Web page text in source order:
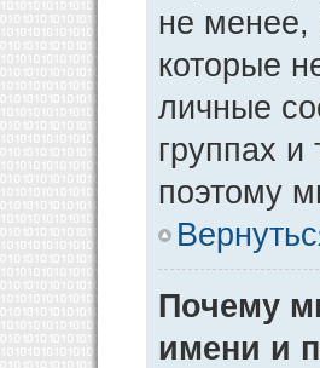
не менее,
которые
личные
группах и
поэтому
Почему
имени и